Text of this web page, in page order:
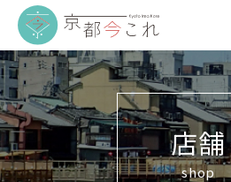
店舗
shop